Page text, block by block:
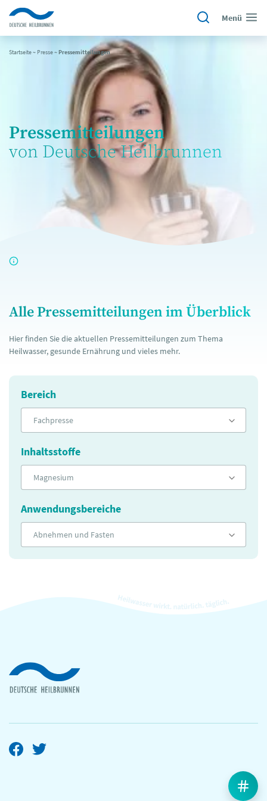
Menü
Startseite~ Presse~Pressemitteilungen
Pressemitteilungen
von Deutsche Heilbrunnen
Alle Pressemitteilungen im Überblick
Hier finden Sie die aktuellen Pressemitteilungen zum Thema
Heilwasser, gesunde Ernährung und vieles mehr.
Bereich
Fachpresse
Inhaltsstoffe
Magnesium
Anwendungsbereiche
Abnehmen und Fasten